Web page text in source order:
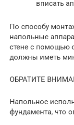
вписать
По способу
напольные
стене с помощью
должны иметь
ОБРАТИТЕ
Напольное
фундамента, что